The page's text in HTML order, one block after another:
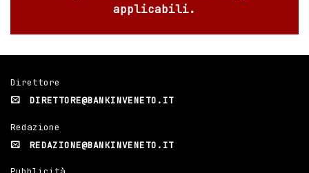
applicabili.
Direttore
DIRETTORE@BANKINVENETO.IT
Redazione
REDAZIONE@BANKINVENETO.IT